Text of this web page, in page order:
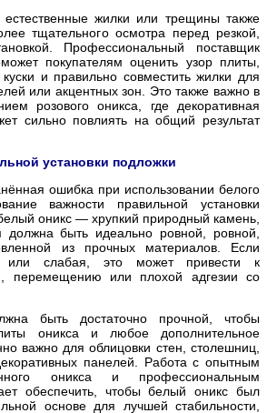
естественные жилки или трещины также
тщательного осмотра перед резкой,
Профессиональный поставщик
покупателям оценить узор плиты,
и правильно совместить жилки для
или акцентных зон. Это также важно в
розового оникса, где декоративная
сильно повлиять на общий результат
установки подложки
ошибка при использовании белого
важности правильной установки
оникс — хрупкий природный камень,
должна быть идеально ровной, ровной,
из прочных материалов. Если
или слабая, это может привести к
перемещению или плохой адгезии со
быть достаточно прочной, чтобы
оникса и любое дополнительное
важно для облицовки стен, столешниц,
панелей. Работа с опытным
оникса и профессиональным
обеспечить, чтобы белый оникс был
основе для лучшей стабильности,